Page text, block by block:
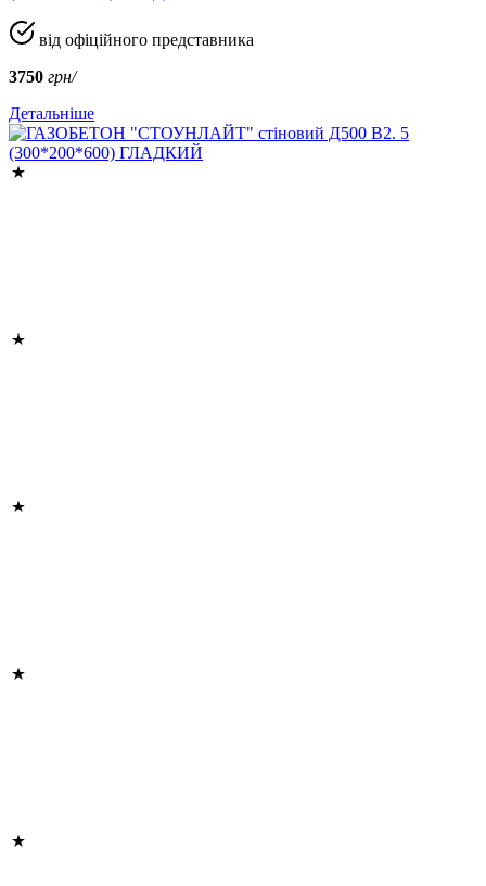
від офіційного представника
3750 грн/
Детальніше